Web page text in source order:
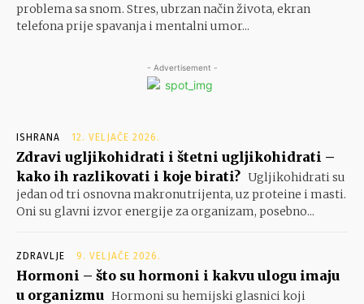
problema sa snom. Stres, ubrzan način života, ekran
telefona prije spavanja i mentalni umor...
- Advertisement -
ISHRANA 12. VELJAČE 2026.
Zdravi ugljikohidrati i štetni ugljikohidrati –
kako ih razlikovati i koje birati? Ugljikohidrati su
jedan od tri osnovna makronutrijenta, uz proteine i masti.
Oni su glavni izvor energije za organizam, posebno...
ZDRAVLJE 9. VELJAČE 2026.
Hormoni – što su hormoni i kakvu ulogu imaju
u organizmu Hormoni su hemijski glasnici koji